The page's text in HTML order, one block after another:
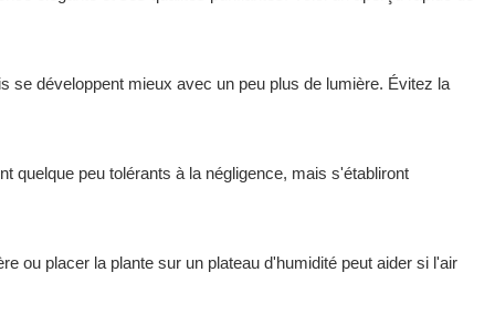
se développent mieux avec un peu plus de lumière. Évitez la
quelque peu tolérants à la négligence, mais s'établiront
ou placer la plante sur un plateau d'humidité peut aider si l'air